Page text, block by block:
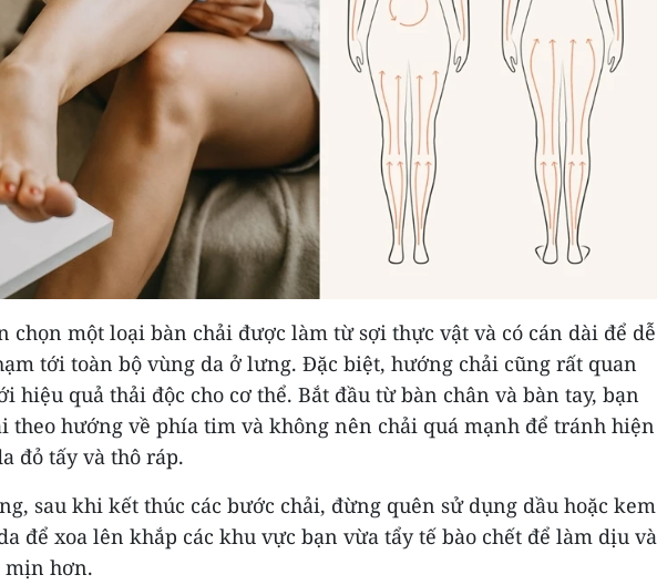
chọn một loại bàn chải được làm từ sợi thực vật và có cán dài để dễ
tới toàn bộ vùng da ở lưng. Đặc biệt, hướng chải cũng rất quan
hiệu quả thải độc cho cơ thể. Bắt đầu từ bàn chân và bàn tay, bạn
theo hướng về phía tim và không nên chải quá mạnh để tránh hiện
đỏ tấy và thô ráp.
sau khi kết thúc các bước chải, đừng quên sử dụng dầu hoặc kem
để xoa lên khắp các khu vực bạn vừa tẩy tế bào chết để làm dịu và
mịn hơn.